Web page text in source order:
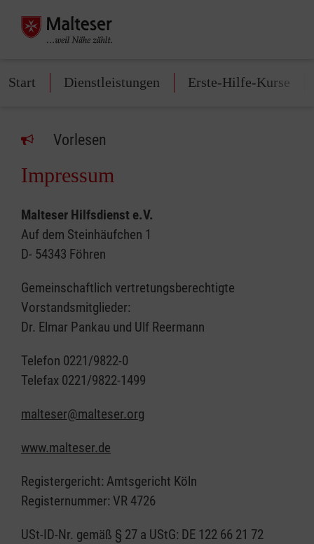
Start Dienstleistungen Erste-Hilfe-Kurse
Vorlesen
Impressum
Malteser Hilfsdienst e.V.
Auf dem Steinhäufchen 1
D- 54343 Föhren
Gemeinschaftlich vertretungsberechtigte
Vorstandsmitglieder:
Dr. Elmar Pankau und Ulf Reermann
Telefon 0221/9822-0
Telefax 0221/9822-1499
malteser@malteser.org
www.malteser.de
Registergericht: Amtsgericht Köln
Registernummer: VR 4726
USt-ID-Nr. gemäß § 27 a UStG: DE 122 66 21 72